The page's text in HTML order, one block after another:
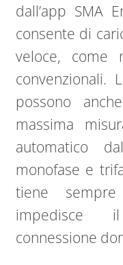
dall’app SMA
consente di
veloce, come
convenzionali.
possono
massima
automatico
monofase e
tiene
impedisce
connessione